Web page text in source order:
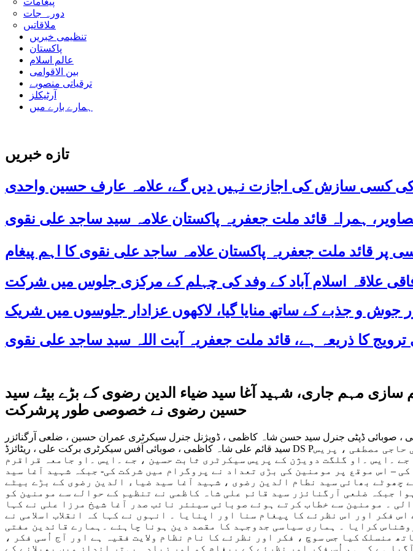
دورہ جات
ملاقاتیں
تنظیمی خبریں
پاکستان
عالم اسلام
بین الاقوامی
ترقیاتی منصوبے
آرٹیکلز
ہمارے بارے میں
تازه خبریں
کی کسی سازش کی اجازت نہیں دیں گے، علامہ عارف حسین واحدی
ہمراہ قائد ملت جعفریہ پاکستان علامہ سید ساجد علی نقوی
علاقہ اسلام آباد کے وفد کی چہلم کے مرکزی جلوس میں شرکت
مہم جاری، شہید آغا سید ضیاء الدین رضوی کے بڑے بیٹے سید
حسین رضوی نے خصوصی طور پرشرکت
، صوبائی ڈپٹی جنرل سید حسن شاہ کاظمی ، ڈویژنل جنرل سیکرٹری عمران حسین ، ضلعی آرگنائزر
سید قائم علی شاہ کاظمی ، صوبائی آفس سیکرٹری برکت علی ، ریٹائزڈ DS Pرمضان علی ، ممبر آگنائزنگ کمیٹی شیخ اقبال کمیلی ، ممبر آگنائزنگ کمیٹی حاجی مصطفی ، پریس
۔ایس ۔او گلگت دویژن کے پریس سیکرٹری ثابت حسین ، جے ۔ایس ۔او جامعہ قراقرم
– اس موقع پر مومنین کی بڑی تعداد نے پروگرام میں شرکت کی- جبکہ شہید آغا سید
بھائی سید نطام الدین رضوی ، شہید آغا سید ضیاء الدین رضوی کے بڑے بیٹے
جبکہ ضلعی آرگنائزر سید قائم علی شاہ کاظمی نے تنظیم کے حوالے سے مومنین کو
۔ مومنین سے خطاب کرتے ہوئے صوبائی سینئر نائب صدر آغا شیخ مرزا علی نے کہا
فکر اور اس نظرئے کا پیغام سنا اور اپنایا ۔ انہوں نے کہا کہ انقلاب اسلامی نے
کرایا ۔ ہماری سیاسی جدوجہد کا مقصد دین ہونا چاہئے ۔ہمارے قائدین مفتی
منسلک کیا جس سوچ ، فکر اور نظرئے کا نام نظام ولایت فقیہ ہے اور آج اُسی فکر ،
ہے کہ ہم اُس فکر اور نظرئے کے پیغام کو اور زیادہ بہتر انداز میں پھیلانے کے